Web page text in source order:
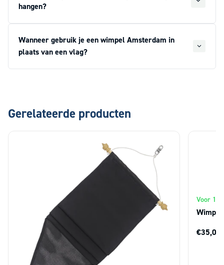
hangen?
Wanneer gebruik je een wimpel Amsterdam in
plaats van een vlag?
Gerelateerde producten
Voor
€35,00